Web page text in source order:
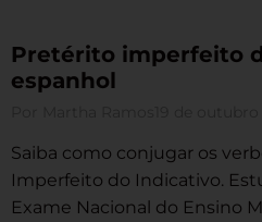
Pretérito imperfeito
espanhol
Saiba como conjugar os
Imperfeito do Indicativo.
Exame Nacional do Ensino